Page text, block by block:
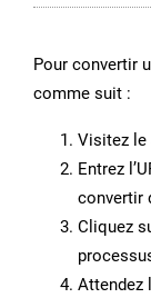
Pour convertir
comme suit :
Visitez le
Entrez
convertir
Cliquez
Attendez